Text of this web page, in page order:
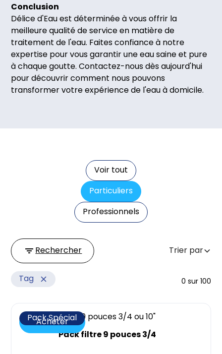
Conclusion
Délice d'Eau est déterminée à vous offrir la
meilleure qualité de service en matière de
traitement de l'eau. Faites confiance à notre
expertise pour vous garantir une eau saine et pure
à chaque goutte. Contactez-nous dès aujourd'hui
pour découvrir comment nous pouvons
transformer votre expérience de l'eau à domicile.
Rechercher
Voir tout
Particuliers
Professionnels
Trier par
Catégorie
Effacer
Tag 0 sur 100
Pack filtre 9 pouces 3/4
Acheter
Pack Spécial